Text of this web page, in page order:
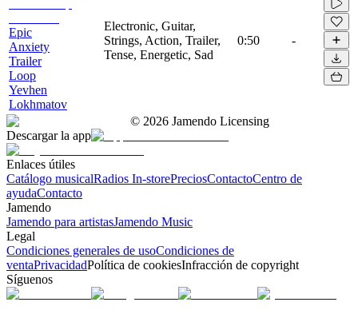
Epic
Anxiety
Trailer
Loop
Yevhen
Lokhmatov
Electronic, Guitar,
Strings, Action, Trailer,
Tense, Energetic, Sad
0:50 -
© 2026 Jamendo Licensing
Descargar la app
Enlaces útiles
Catálogo musicalRadios In-storePreciosContactoCentro de
ayudaContacto
Jamendo
Jamendo para artistasJamendo Music
Legal
Condiciones generales de usoCondiciones de
ventaPrivacidadPolítica de cookiesInfracción de copyright
Síguenos